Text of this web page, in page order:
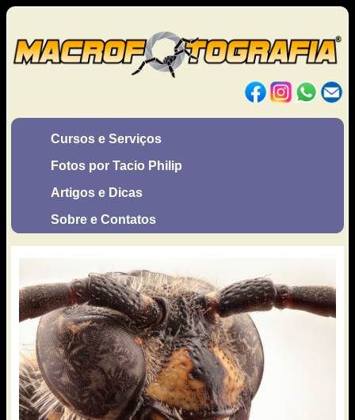
Cursos e Serviços
Fotos por Tacio Philip
Artigos e Dicas
Sobre e Contatos